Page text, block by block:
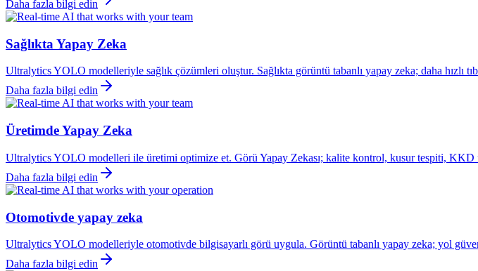
Daha fazla bilgi edin
Sağlıkta Yapay Zeka
Ultralytics YOLO modelleriyle sağlık çözümleri oluştur. Sağlıkta görüntü tabanlı yapay zeka; daha hızlı
Daha fazla bilgi edin
Üretimde Yapay Zeka
Ultralytics YOLO modelleri ile üretimi optimize et. Görü Yapay Zekası; kalite kontrol, kusur tespiti, KKD
Daha fazla bilgi edin
Otomotivde yapay zeka
Ultralytics YOLO modelleriyle otomotivde bilgisayarlı görü uygula. Görüntü tabanlı yapay zeka; yol
Daha fazla bilgi edin